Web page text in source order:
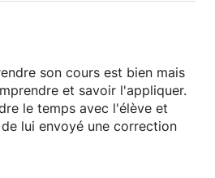
son cours est bien mais
et savoir l'appliquer.
le temps avec l'élève et
lui envoyé une correction